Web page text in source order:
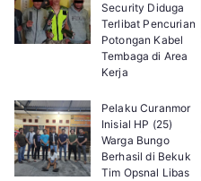
Security Diduga
Terlibat Pencurian
Potongan Kabel
Tembaga di Area
Kerja
Pelaku Curanmor
Inisial HP (25)
Warga Bungo
Berhasil di Bekuk
Tim Opsnal Libas